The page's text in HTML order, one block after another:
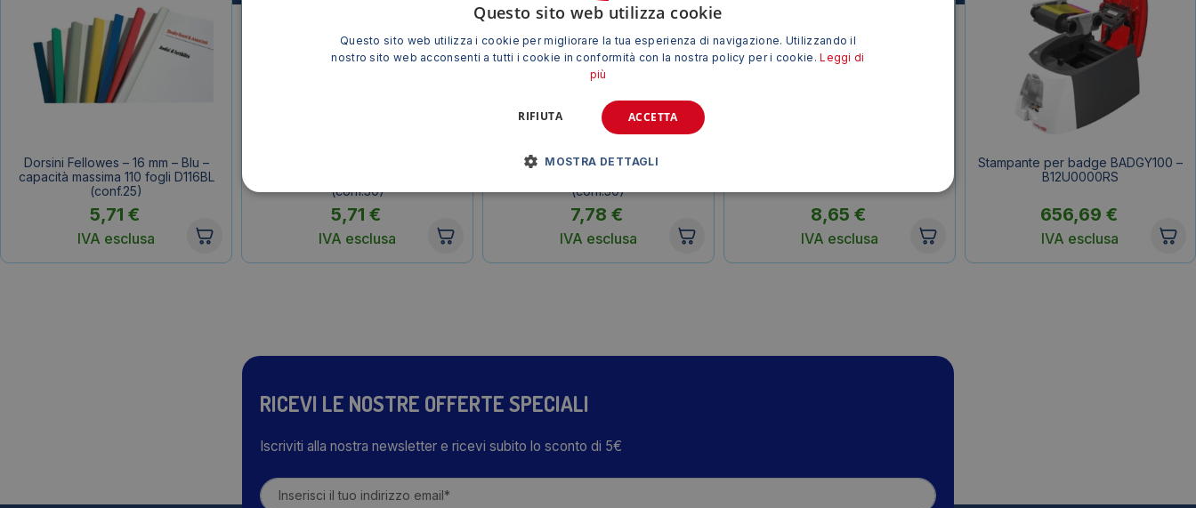
Dorsini Fellowes – 16 mm – Blu –
capacità massima 110 fogli D116BL
(conf.25)
5,71€
IVA esclusa
(conf.30)
5,71€
IVA esclusa
Dorsini Fellowes – 8 mm – Nero –
(conf.50)
7,78€
IVA esclusa
8,65 €
IVA esclusa
Stampante per badge BADGY100 –
B12U0000RS
656,69 €
IVA esclusa
RICEVI LE NOSTRE OFFERTE SPECIALI
Iscriviti alla nostra newsletter e ricevi subito lo sconto di 5€
Questo sito web utilizza cookie
Questo sito web utilizza i cookie per migliorare la tua esperienza di navigazione. Utilizzando il
nostro sito web acconsenti a tutti i cookie in conformità con la nostra policy per i cookie.Leggi di
più
ACCETTA
RIFIUTA
MOSTRA DETTAGLI